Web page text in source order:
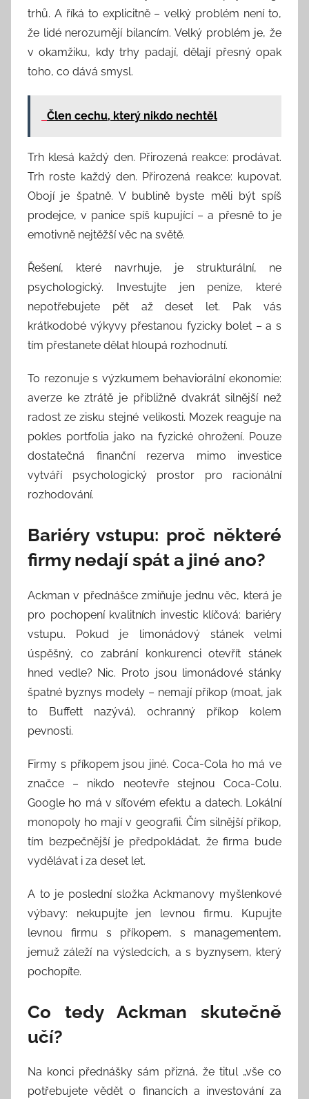
trhů. A říká to explicitně – velký problém není to,
že lidé nerozumějí bilancím. Velký problém je, že
v okamžiku, kdy trhy padají, dělají přesný opak
toho, co dává smysl.
Člen cechu, který nikdo nechtěl
Trh klesá každý den. Přirozená reakce: prodávat.
Trh roste každý den. Přirozená reakce: kupovat.
Obojí je špatně. V bublině byste měli být spíš
prodejce, v panice spíš kupující – a přesně to je
emotivně nejtěžší věc na světě.
Řešení, které navrhuje, je strukturální, ne
psychologický. Investujte jen peníze, které
nepotřebujete pět až deset let. Pak vás
krátkodobé výkyvy přestanou fyzicky bolet – a s
tím přestanete dělat hloupá rozhodnutí.
To rezonuje s výzkumem behaviorální ekonomie:
averze ke ztrátě je přibližně dvakrát silnější než
radost ze zisku stejné velikosti. Mozek reaguje na
pokles portfolia jako na fyzické ohrožení. Pouze
dostatečná finanční rezerva mimo investice
vytváří psychologický prostor pro racionální
rozhodování.
Bariéry vstupu: proč některé
firmy nedají spát a jiné ano?
Ackman v přednášce zmiňuje jednu věc, která je
pro pochopení kvalitních investic klíčová: bariéry
vstupu. Pokud je limonádový stánek velmi
úspěšný, co zabrání konkurenci otevřít stánek
hned vedle? Nic. Proto jsou limonádové stánky
špatné byznys modely – nemají příkop (moat, jak
to Buffett nazývá), ochranný příkop kolem
pevnosti.
Firmy s příkopem jsou jiné. Coca-Cola ho má ve
značce – nikdo neotevře stejnou Coca-Colu.
Google ho má v síťovém efektu a datech. Lokální
monopoly ho mají v geografii. Čím silnější příkop,
tím bezpečnější je předpokládat, že firma bude
vydělávat i za deset let.
A to je poslední složka Ackmanovy myšlenkové
výbavy: nekupujte jen levnou firmu. Kupujte
levnou firmu s příkopem, s managementem,
jemuž záleží na výsledcích, a s byznysem, který
pochopíte.
Co tedy Ackman skutečně
učí?
Na konci přednášky sám přizná, že titul „vše co
potřebujete vědět o financích a investování za